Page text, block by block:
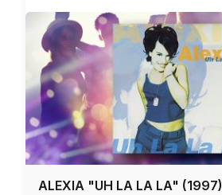
ALEXIA "UH LA LA LA" (1997)